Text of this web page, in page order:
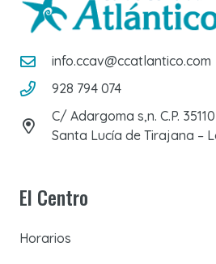
info.ccav@ccatlantico.com
928 794 074
C/ Adargoma s,n. C.P. 35110
Santa Lucía de Tirajana –
El Centro
Horarios